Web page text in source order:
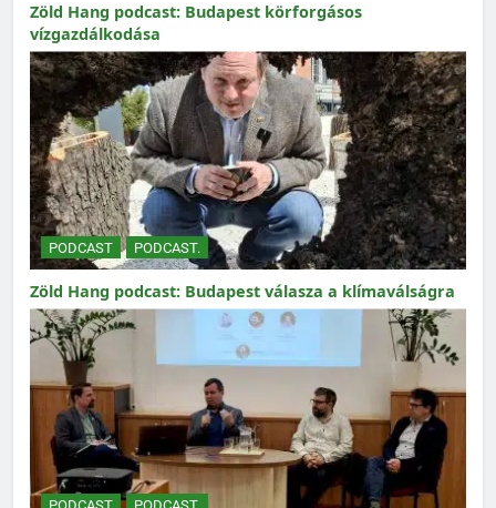
Zöld Hang podcast: Budapest körforgásos
vízgazdálkodása
PODCAST PODCAST.
Zöld Hang podcast: Budapest válasza a klímaválságra